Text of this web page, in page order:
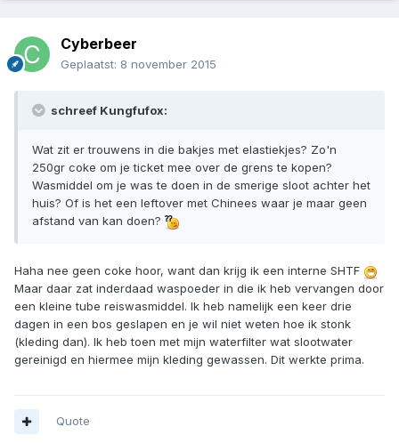
Cyberbeer
Geplaatst: 8 november 2015
schreef Kungfufox:
Wat zit er trouwens in die bakjes met elastiekjes? Zo'n
250gr coke om je ticket mee over de grens te kopen?
Wasmiddel om je was te doen in de smerige sloot achter het
huis? Of is het een leftover met Chinees waar je maar geen
afstand van kan doen?
Haha nee geen coke hoor, want dan krijg ik een interne SHTF
Maar daar zat inderdaad waspoeder in die ik heb vervangen door
een kleine tube reiswasmiddel. Ik heb namelijk een keer drie
dagen in een bos geslapen en je wil niet weten hoe ik stonk
(kleding dan). Ik heb toen met mijn waterfilter wat slootwater
gereinigd en hiermee mijn kleding gewassen. Dit werkte prima.
Quote